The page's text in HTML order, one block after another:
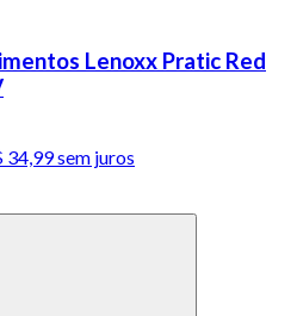
Lenoxx Pratic Red
34,99 sem juros